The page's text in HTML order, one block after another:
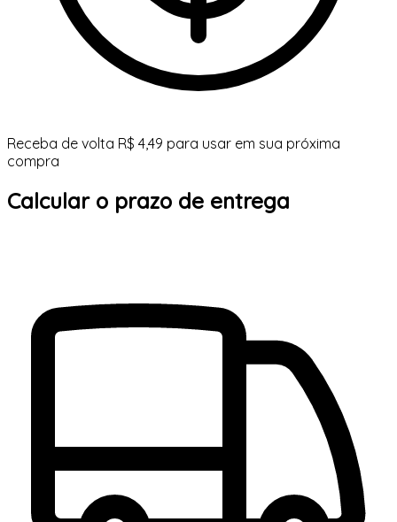
Receba de volta R$ 4,49 para usar em sua próxima
compra
Calcular o prazo de entrega